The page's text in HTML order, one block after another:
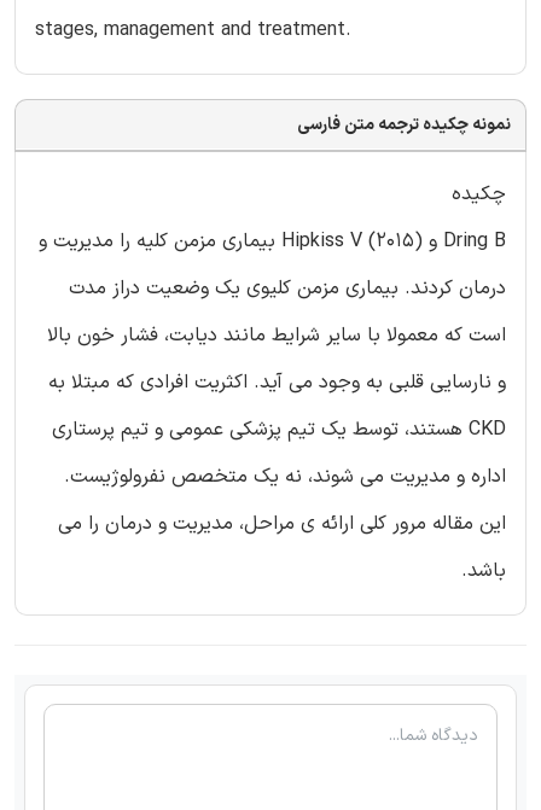
stages, management and treatment.
نمونه چکیده ترجمه متن فارسی
چکیده
Dring B و Hipkiss V (2015) بیماری مزمن کلیه را مدیریت و
درمان کردند. بیماری مزمن کلیوی یک وضعیت دراز مدت
است که معمولا با سایر شرایط مانند دیابت، فشار خون بالا
و نارسایی قلبی به وجود می آید. اکثریت افرادی که مبتلا به
CKD هستند، توسط یک تیم پزشکی عمومی و تیم پرستاری
اداره و مدیریت می شوند، نه یک متخصص نفرولوژیست.
این مقاله مرور کلی ارائه ی مراحل، مدیریت و درمان را می
باشد.